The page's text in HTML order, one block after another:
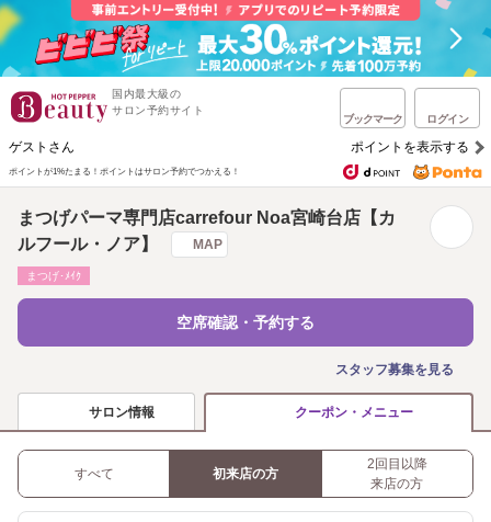
国内最大級の
サロン予約サイト
ブックマーク ログイン
ゲストさん ポイントを表示する
ポイントが1%たまる！ ポイントはサロン予約でつかえる！
まつげパーマ専門店carrefour Noa宮崎台店【カ
ルフール・ノア】
MAP
まつげ･ﾒｲｸ
空席確認・予約する
スタッフ募集を見る
サロン情報 クーポン・メニュー
すべて 初来店の方
2回目以降
来店の方